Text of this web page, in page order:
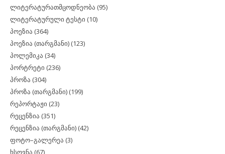
ლიტერატურათმცოდნეობა (95)
ლიტერატურული ტესტი (10)
პოეზია (364)
პოეზია (თარგმანი) (123)
პოლემიკა (34)
პორტრეტი (236)
პროზა (304)
პროზა (თარგმანი) (199)
რეპორტაჟი (23)
რეცენზია (351)
რეცენზია (თარგმანი) (42)
ფოტო–გალერეა (3)
ხსოვნა (67)